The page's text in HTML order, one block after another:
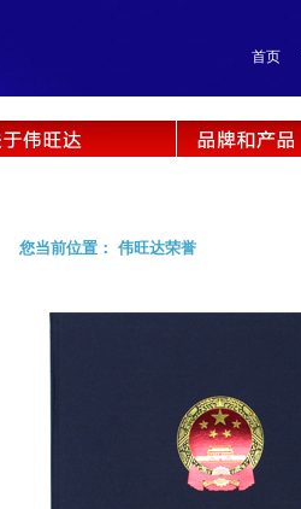
首页
您当前位置： 伟旺达荣誉